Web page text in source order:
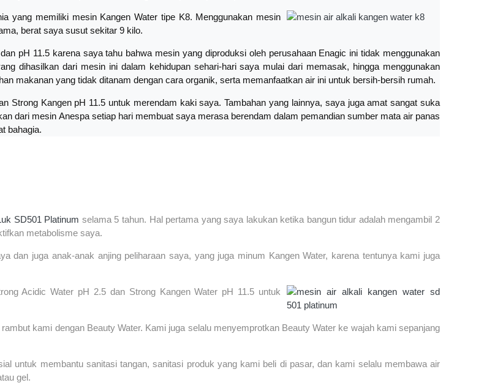
yang memiliki mesin Kangen Water tipe K8. Menggunakan mesin
berat saya susut sekitar 9 kilo.
pH 11.5 karena saya tahu bahwa mesin yang diproduksi oleh perusahaan Enagic ini tidak menggunakan
dihasilkan dari mesin ini dalam kehidupan sehari-hari saya mulai dari memasak, hingga menggunakan
makanan yang tidak ditanam dengan cara organik, serta memanfaatkan air ini untuk bersih-bersih rumah.
Strong Kangen pH 11.5 untuk merendam kaki saya. Tambahan yang lainnya, saya juga amat sangat suka
dari mesin Anespa setiap hari membuat saya merasa berendam dalam pemandian sumber mata air panas
bahagia.
SD501 Platinum selama 5 tahun. Hal pertama yang saya lakukan ketika bangun tidur adalah mengambil 2
metabolisme saya.
dan juga anak-anak anjing peliharaan saya, yang juga minum Kangen Water, karena tentunya kami juga
Acidic Water pH 2.5 dan Strong Kangen Water pH 11.5 untuk
kami dengan Beauty Water. Kami juga selalu menyemprotkan Beauty Water ke wajah kami sepanjang
untuk membantu sanitasi tangan, sanitasi produk yang kami beli di pasar, dan kami selalu membawa air
gel.